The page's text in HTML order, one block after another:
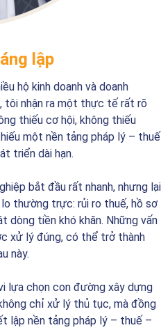
lập
hộ kinh doanh và doanh
tôi nhận ra một thực tế rất rõ
thiếu cơ hội, không thiếu
một nền tảng pháp lý – thuế
triển dài hạn.
bắt đầu rất nhanh, nhưng lại
thường trực: rủi ro thuế, hồ sơ
dòng tiền khó khăn. Những vấn
xử lý đúng, có thể trở thành
này.
lựa chọn con đường xây dựng
chỉ xử lý thủ tục, mà đồng
lập nền tảng pháp lý – thuế –